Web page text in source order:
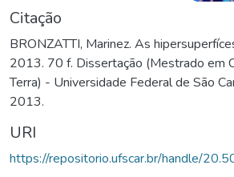
Citação
BRONZATTI, Marinez. As
2013. 70 f. Dissertação (Mestrado em
Terra) - Universidade Federal de São
2013.
URI
https://repositorio.ufscar.br/handle/